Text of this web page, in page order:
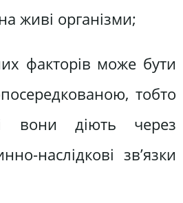
живі організми;
факторів може бути
тобто
вони діють через
наслідкові зв’язки